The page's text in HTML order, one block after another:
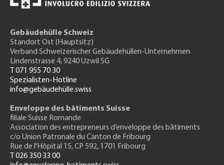
Gebäudehülle Schweiz
Standort Ost (Hauptsitz)
Verband Schweizerischer Gebäudehüllen-Unternehmen
Lindenstrasse 4, 9240 Uzwil SG
T 071 955 70 30
Spezialisten-Hotline
info@gebäudehülle.swiss
Enveloppe des bâtiments Suisse
filiale Suisse Romande
Association des entrepreneurs d’enveloppe des bâtiments
c/o Union Patronale du Canton de Fribourg
Rue de l'Hôpital 15, CP 592, 1701 Fribourg
T 026 350 33 00